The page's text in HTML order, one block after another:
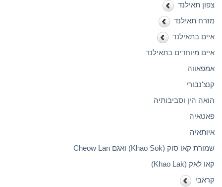
צפון תאילנד
מזרח תאילנד
איים בתאילנד
איים מיוחדים בתאילנד
אמפאווה
קנצ'נבורי
הואה הין וסביבותיה
פאטאיה
איותאיה
שמורת קאו סוק (Khao Sok) ואגם Cheow Lan
קאו לאק (Khao Lak)
קראבי